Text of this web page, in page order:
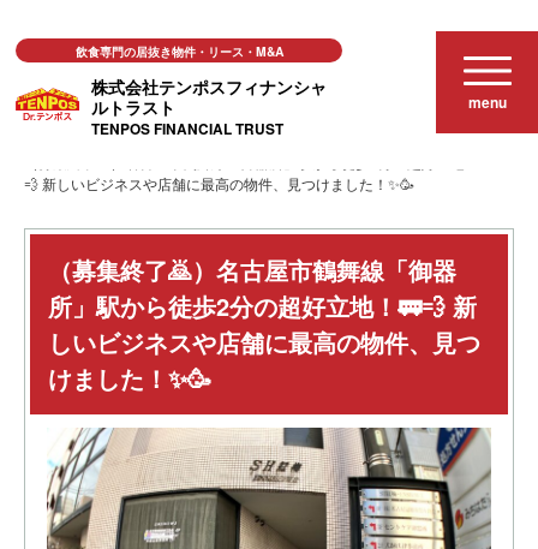
株式会社テンポスフィナンシャ
ルトラスト
TENPOS FINANCIAL TRUST
飲食専門の居抜き物件・リース・M&A
menu
おススメ店舗物件
💨 新しいビジネスや店舗に最高の物件、見つけました！✨🥳
（募集終了🙇）名古屋市鶴舞線「御器
所」駅から徒歩2分の超好立地！🚃💨 新
しいビジネスや店舗に最高の物件、見つ
けました！✨🥳